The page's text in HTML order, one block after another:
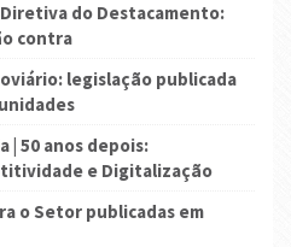
do Destacamento:
contra
legislação publicada
| 50 anos depois:
e Digitalização
o Setor publicadas em